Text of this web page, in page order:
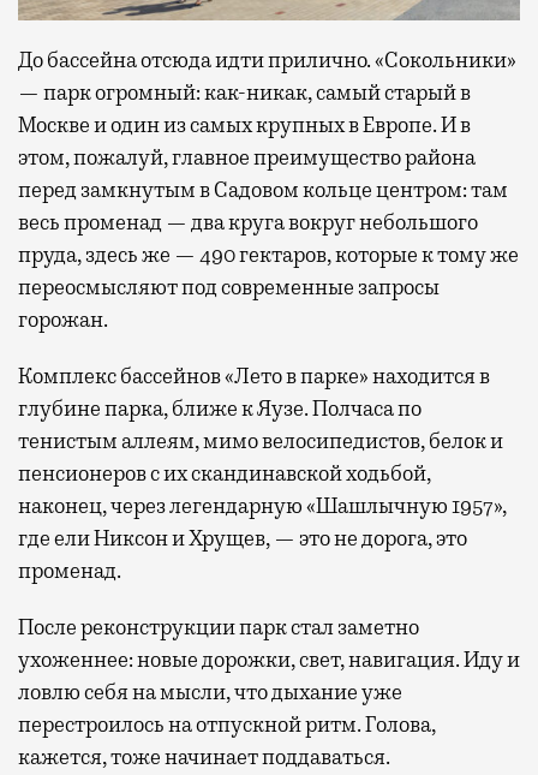
До бассейна отсюда идти прилично. «Сокольники»
— парк огромный: как-никак, самый старый в
Москве и один из самых крупных в Европе. И в
этом, пожалуй, главное преимущество района
перед замкнутым в Садовом кольце центром: там
весь променад — два круга вокруг небольшого
пруда, здесь же — 490 гектаров, которые к тому же
переосмысляют под современные запросы
горожан.
Комплекс бассейнов «Лето в парке» находится в
глубине парка, ближе к Яузе. Полчаса по
тенистым аллеям, мимо велосипедистов, белок и
пенсионеров с их скандинавской ходьбой,
наконец, через легендарную «Шашлычную 1957»,
где ели Никсон и Хрущев, — это не дорога, это
променад.
После реконструкции парк стал заметно
ухоженнее: новые дорожки, свет, навигация. Иду и
ловлю себя на мысли, что дыхание уже
перестроилось на отпускной ритм. Голова,
кажется, тоже начинает поддаваться.